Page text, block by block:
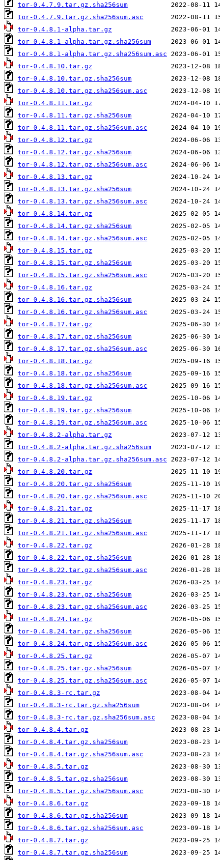
tor-0.4.7.9.tar.gz.sha256sum
tor-0.4.7.9.tar.gz.sha256sum.asc
tor-0.4.8.1-alpha.tar.gz
tor-0.4.8.1-alpha.tar.gz.sha256sum
tor-0.4.8.1-alpha.tar.gz.sha256sum.asc
tor-0.4.8.10.tar.gz
tor-0.4.8.10.tar.gz.sha256sum
tor-0.4.8.10.tar.gz.sha256sum.asc
tor-0.4.8.11.tar.gz
tor-0.4.8.11.tar.gz.sha256sum
tor-0.4.8.11.tar.gz.sha256sum.asc
tor-0.4.8.12.tar.gz
tor-0.4.8.12.tar.gz.sha256sum
tor-0.4.8.12.tar.gz.sha256sum.asc
tor-0.4.8.13.tar.gz
tor-0.4.8.13.tar.gz.sha256sum
tor-0.4.8.13.tar.gz.sha256sum.asc
tor-0.4.8.14.tar.gz
tor-0.4.8.14.tar.gz.sha256sum
tor-0.4.8.14.tar.gz.sha256sum.asc
tor-0.4.8.15.tar.gz
tor-0.4.8.15.tar.gz.sha256sum
tor-0.4.8.15.tar.gz.sha256sum.asc
tor-0.4.8.16.tar.gz
tor-0.4.8.16.tar.gz.sha256sum
tor-0.4.8.16.tar.gz.sha256sum.asc
tor-0.4.8.17.tar.gz
tor-0.4.8.17.tar.gz.sha256sum
tor-0.4.8.17.tar.gz.sha256sum.asc
tor-0.4.8.18.tar.gz
tor-0.4.8.18.tar.gz.sha256sum
tor-0.4.8.18.tar.gz.sha256sum.asc
tor-0.4.8.19.tar.gz
tor-0.4.8.19.tar.gz.sha256sum
tor-0.4.8.19.tar.gz.sha256sum.asc
tor-0.4.8.2-alpha.tar.gz
tor-0.4.8.2-alpha.tar.gz.sha256sum
tor-0.4.8.2-alpha.tar.gz.sha256sum.asc
tor-0.4.8.20.tar.gz
tor-0.4.8.20.tar.gz.sha256sum
tor-0.4.8.20.tar.gz.sha256sum.asc
tor-0.4.8.21.tar.gz
tor-0.4.8.21.tar.gz.sha256sum
tor-0.4.8.21.tar.gz.sha256sum.asc
tor-0.4.8.22.tar.gz
tor-0.4.8.22.tar.gz.sha256sum
tor-0.4.8.22.tar.gz.sha256sum.asc
tor-0.4.8.23.tar.gz
tor-0.4.8.23.tar.gz.sha256sum
tor-0.4.8.23.tar.gz.sha256sum.asc
tor-0.4.8.24.tar.gz
tor-0.4.8.24.tar.gz.sha256sum
tor-0.4.8.24.tar.gz.sha256sum.asc
tor-0.4.8.25.tar.gz
tor-0.4.8.25.tar.gz.sha256sum
tor-0.4.8.25.tar.gz.sha256sum.asc
tor-0.4.8.3-rc.tar.gz
tor-0.4.8.3-rc.tar.gz.sha256sum
tor-0.4.8.3-rc.tar.gz.sha256sum.asc
tor-0.4.8.4.tar.gz
tor-0.4.8.4.tar.gz.sha256sum
tor-0.4.8.4.tar.gz.sha256sum.asc
tor-0.4.8.5.tar.gz
tor-0.4.8.5.tar.gz.sha256sum
tor-0.4.8.5.tar.gz.sha256sum.asc
tor-0.4.8.6.tar.gz
tor-0.4.8.6.tar.gz.sha256sum
tor-0.4.8.6.tar.gz.sha256sum.asc
tor-0.4.8.7.tar.gz
tor-0.4.8.7.tar.gz.sha256sum